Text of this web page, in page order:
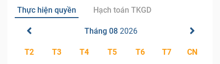
Thực hiện quyền Hạch toán TKGD
Tháng 08 2026
T2 T3 T4 T5 T6 T7 CN